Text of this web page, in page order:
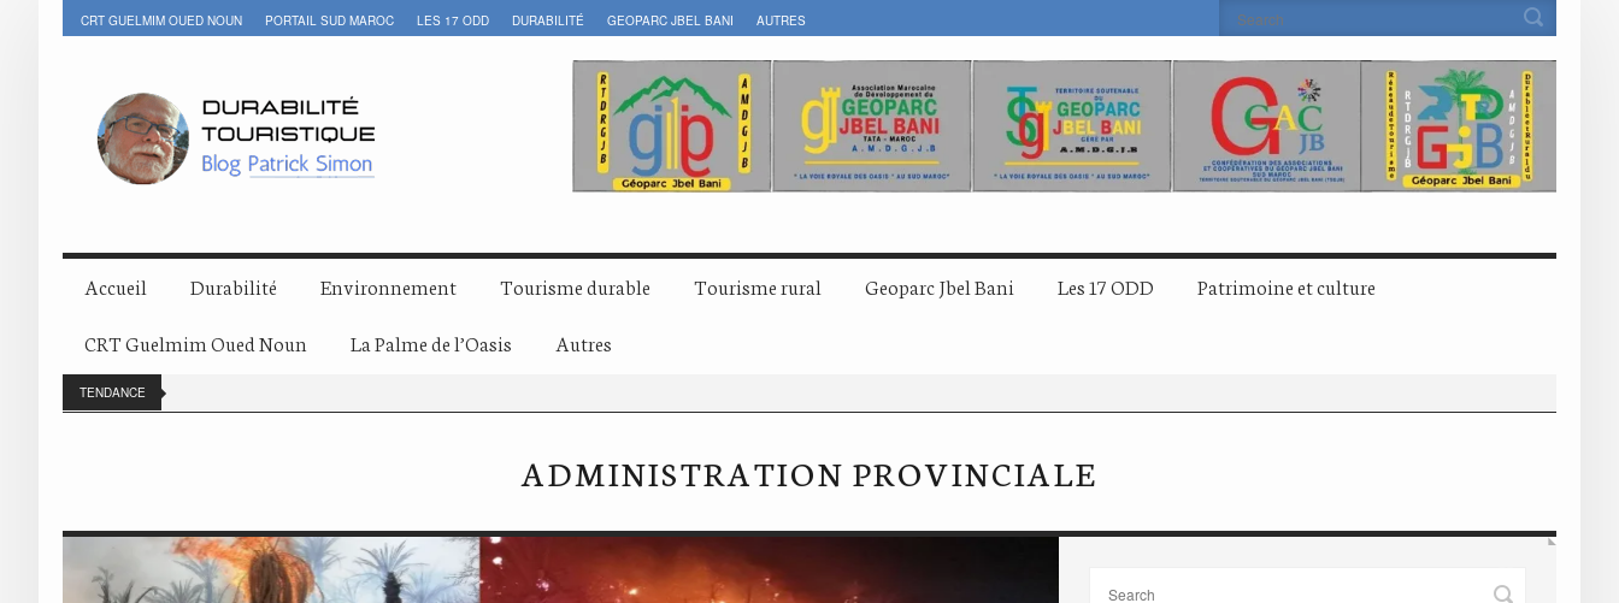
CRT GUELMIM OUED NOUN PORTAIL SUD MAROC LES 17 ODD DURABILITÉ GEOPARC JBEL BANI AUTRES
Accueil Durabilité Environnement Tourisme durable Tourisme rural Geoparc Jbel Bani Les 17 ODD Patrimoine et culture
CRT Guelmim Oued Noun La Palme de l’Oasis Autres
TENDANCE
ADMINISTRATION PROVINCIALE